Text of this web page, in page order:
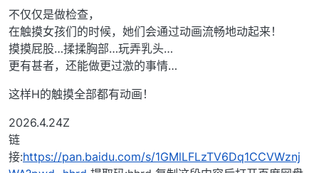
不仅仅是做检查，
在触摸女孩们的时候，她们会通过动画流畅地动起来！
摸摸屁股…揉揉胸部…玩弄乳头…
更有甚者，还能做更过激的事情…
这样H的触摸全部都有动画！
2026.4.24Z
链
接:https://pan.baidu.com/s/1GMlLFLzTV6Dq1CCVWznj